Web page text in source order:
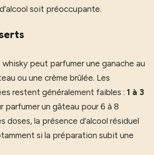
soit préoccupante.
whisky peut parfumer une ganache au
ou une crème brûlée. Les
restent généralement faibles : 1 à 3
parfumer un gâteau pour 6 à 8
doses, la présence d’alcool résiduel
si la préparation subit une